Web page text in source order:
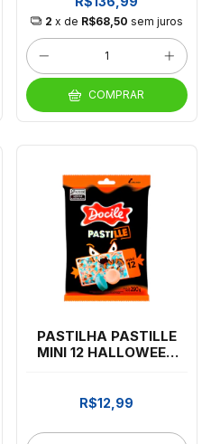
2 x de R$68,50 sem juros
COMPRAR
PASTILHA PASTILLE
MINI 12 HALLOWEEN
R$12,99